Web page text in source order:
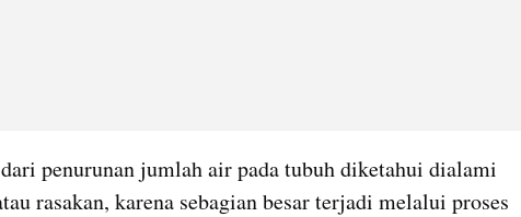
penurunan jumlah air pada tubuh diketahui dialami
rasakan, karena sebagian besar terjadi melalui proses